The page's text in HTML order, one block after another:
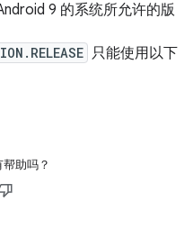
9 的系统所允许的版
只能使用以下
助吗？